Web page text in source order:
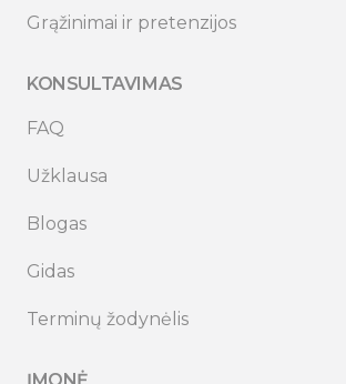
Grąžinimai ir pretenzijos
KONSULTAVIMAS
FAQ
Užklausa
Blogas
Gidas
Terminų žodynėlis